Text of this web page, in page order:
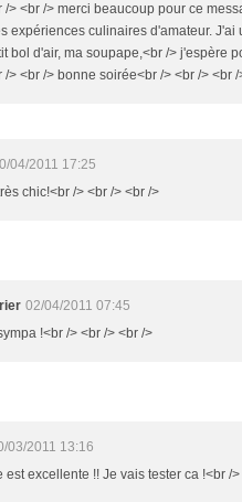
/> <br /> merci beaucoup pour ce
expériences culinaires d'amateur.
bol d'air, ma soupape,<br /> j'espère
/> <br /> bonne soirée<br /> <br /> <br /
04/2011 17:25
chic!<br /> <br /> <br />
02/04/2011 07:45
!<br /> <br /> <br />
03/2011 13:16
est excellente !! Je vais tester ca !<br /